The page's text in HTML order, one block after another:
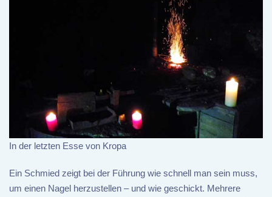
In der letzten Esse von Kropa
Ein Schmied zeigt bei der Führung wie schnell man sein muss,
um einen Nagel herzustellen – und wie geschickt. Mehrere